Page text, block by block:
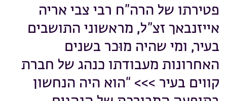
פטירתו של הרה”ח רבי צבי אריה
אייזנבאך זצ”ל, מראשוני התושבים
בעיר, ומי שהיה מוּכר בשנים
האחרונות מעבודתו כנהג של חברת
קווים בעיר >>> “הוא היה הנחשון